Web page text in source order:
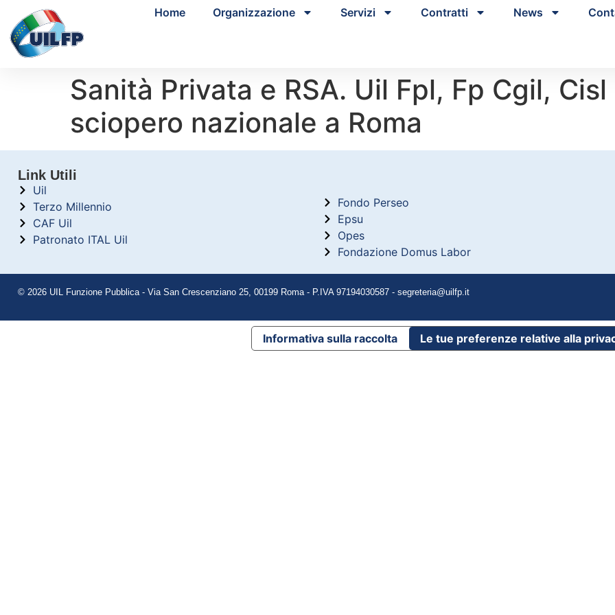
Home Organizzazione Servizi Contratti News
Sanità Privata e RSA. Uil Fpl, Fp Cgil,
sciopero nazionale a Roma
Link Utili
Uil
Terzo Millennio
CAF Uil
Patronato ITAL Uil
Fondo Perseo
Epsu
Opes
Fondazione Domus Labor
© 2026 UIL Funzione Pubblica - Via San Crescenziano 25, 00199 Roma - P.IVA 97194030587 - segreteria@uilfp.it
Informativa sulla raccolta Le tue preferenze relative alla